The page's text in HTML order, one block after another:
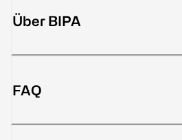
Über BIPA
FAQ